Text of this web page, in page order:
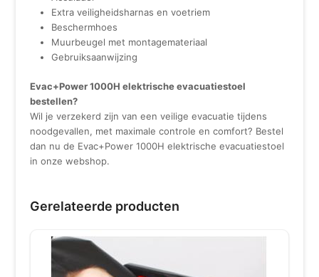
Extra veiligheidsharnas en voetriem
Beschermhoes
Muurbeugel met montagemateriaal
Gebruiksaanwijzing
Evac+Power 1000H elektrische evacuatiestoel
bestellen?
Wil je verzekerd zijn van een veilige evacuatie tijdens
noodgevallen, met maximale controle en comfort? Bestel
dan nu de Evac+Power 1000H elektrische evacuatiestoel
in onze webshop.
Gerelateerde producten